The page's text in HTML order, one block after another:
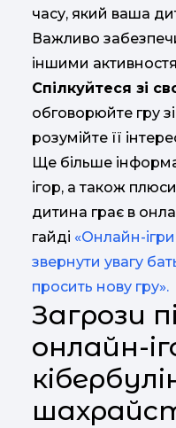
часу, який ваша
Важливо
іншими
Спілкуйтеся зі
обговорюйте гру
розумійте її
Ще більше
ігор, а також
дитина грає в
гайді «Онлайн-
звернути увагу
просить нову гру».
Загрози
онлайн-